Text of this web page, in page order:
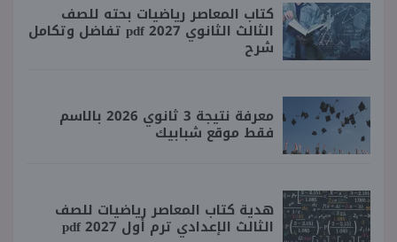
كتاب المعاصر رياضيات بحته للصف
الثالث الثانوي 2027 pdf تفاضل وتكامل
شرح
معرفة نتيجة 3 ثانوي 2026 بالاسم
فقط موقع شبابيك
هدية كتاب المعاصر رياضيات للصف
الثالث الإعدادي ترم أول 2027 pdf